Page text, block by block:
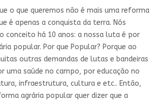
o que queremos não é mais uma reforma
é apenas a conquista da terra. Nós
conceito há 10 anos: a nossa luta é por
popular. Por que Popular? Porque ao
outras demandas de lutas e bandeiras
uma saúde no campo, por educação no
infraestrutura, cultura e etc.. Então,
agrária popular quer dizer que a